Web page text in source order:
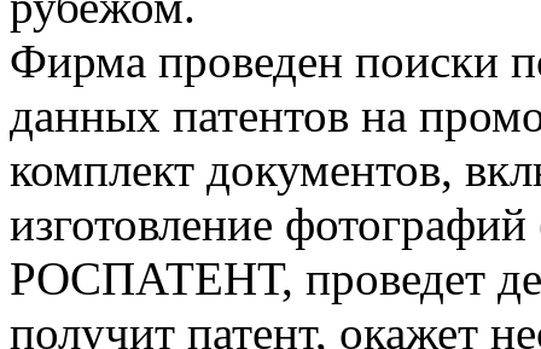
Фирма проведен поиски
данных патентов на
комплект документов,
изготовление
РОСПАТЕНТ, проведет
получит патент, окажет